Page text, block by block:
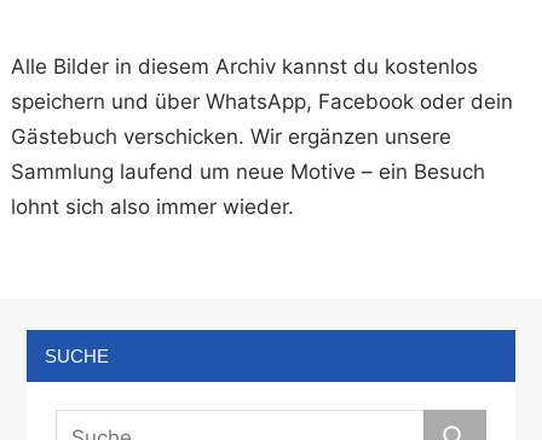
Alle Bilder in diesem Archiv kannst du kostenlos
speichern und über WhatsApp, Facebook oder dein
Gästebuch verschicken. Wir ergänzen unsere
Sammlung laufend um neue Motive – ein Besuch
lohnt sich also immer wieder.
SUCHE